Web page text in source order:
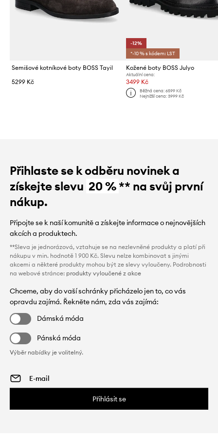
Semišové kotníkové boty BOSS Tayil
5299 Kč
-12%
*-10 % s kódem: LST
Kožené boty BOSS Julyo
Aktuální cena:
3499 Kč
Běžná cena: 6599 Kč
Nejnižší cena: 3999 Kč
Přihlaste se k odběru novinek a
získejte slevu 20 %** na svůj první
nákup.
Připojte se k naší komunitě a získejte informace o nejnovějších
akcích a produktech.
**Sleva je jednorázová, vztahuje se na nezlevněné produkty a platí při
nákupu v min. hodnotě 1 900 Kč. Slevu nelze kombinovat s jinými
akcemi a některé produkty mohou být ze slevy vyloučeny. Podrobnosti
na webové stránce: produkty vyloučené z akce
Chceme, aby do vaší schránky přicházelo jen to, co vás
opravdu zajímá. Řekněte nám, zda vás zajímá:
Dámská móda
Pánská móda
Výběr nabídky je volitelný.
Přihlásit se